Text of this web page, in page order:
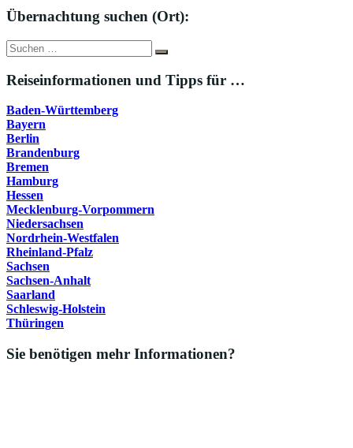
Übernachtung suchen (Ort):
Suche
nach:
Suchen
Reiseinformationen und Tipps für …
Baden-Württemberg
Bayern
Berlin
Brandenburg
Bremen
Hamburg
Hessen
Mecklenburg-Vorpommern
Niedersachsen
Nordrhein-Westfalen
Rheinland-Pfalz
Sachsen
Sachsen-Anhalt
Saarland
Schleswig-Holstein
Thüringen
Sie benötigen mehr Informationen?